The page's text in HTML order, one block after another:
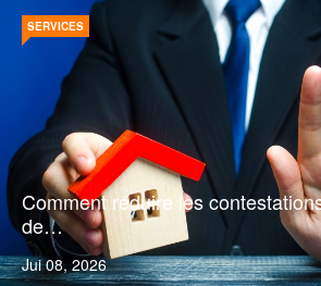
Comment réduire les
de…
Jui 08, 2026
SERVICES